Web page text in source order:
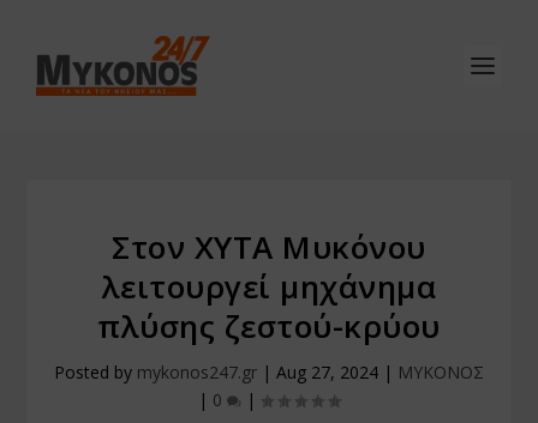
Στον ΧΥΤΑ Μυκόνου
λειτουργεί μηχάνημα
πλύσης ζεστού-κρύου
Posted by mykonos247.gr | Aug 27, 2024 | ΜΥΚΟΝΟΣ
| 0 |